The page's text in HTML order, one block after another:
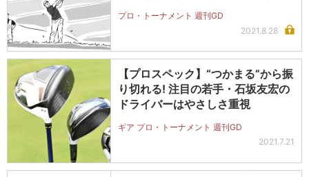
プロ・トーナメント 週刊GD
2021.8.28
【プロスペック】“つかまる”から振
り切れる! 注目の若手・石坂友宏の
ドライバーはやさしさ重視
ギア プロ・トーナメント 週刊GD
2021.7.21